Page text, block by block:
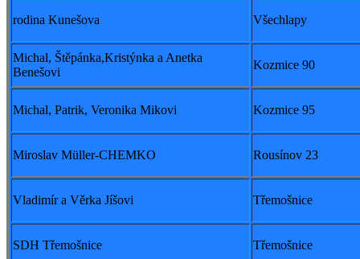
rodina Kunešova Všechlapy
Michal, Štěpánka,Kristýnka a Anetka
Benešovi
Kozmice 90
Michal, Patrik, Veronika Mikovi Kozmice 95
Miroslav Müller-CHEMKO Rousínov 23
Vladimír a Věrka Jíšovi Třemošnice
SDH Třemošnice Třemošnice